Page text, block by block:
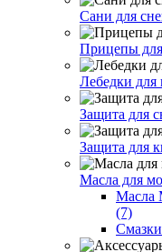
Сани для
Прицепы
Лебедки для
Защита для
Защита для
Масла для
Масла
(7)